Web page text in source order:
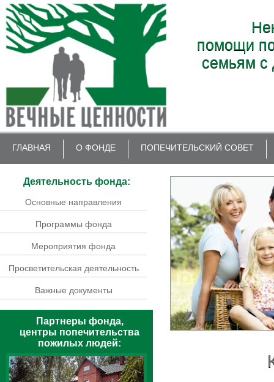
помощи
семьям с
ГЛАВНАЯ О ФОНДЕ ПОПЕЧИТЕЛЬСКИЙ СОВЕТ
Деятельность фонда:
Основные направления
Программы фонда
Мероприятия фонда
Просветительская деятельность
Важные документы
Партнеры фонда,
центры попечительства
пожилых людей: